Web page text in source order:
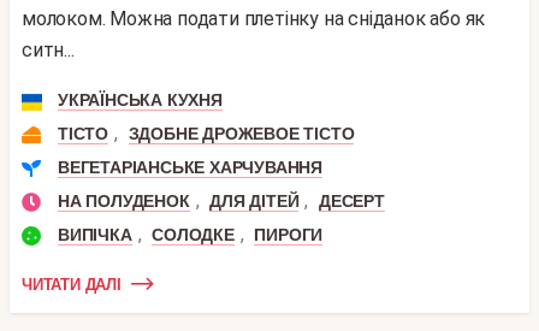
молоком. Можна подати плетінку на сніданок або як
ситн...
УКРАЇНСЬКА КУХНЯ
ТІСТО ,
ЗДОБНЕ ДРОЖЕВОЕ ТІСТО
ВЕГЕТАРІАНСЬКЕ ХАРЧУВАННЯ
НА ПОЛУДЕНОК , ДЛЯ ДІТЕЙ ,
ДЕСЕРТ
ВИПІЧКА , СОЛОДКЕ , ПИРОГИ
ЧИТАТИ ДАЛІ